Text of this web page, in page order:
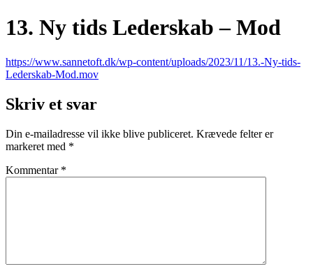
13. Ny tids Lederskab – Mod
https://www.sannetoft.dk/wp-content/uploads/2023/11/13.-Ny-tids-
Lederskab-Mod.mov
Skriv et svar
Din e-mailadresse vil ikke blive publiceret. Krævede felter er
markeret med *
Kommentar *